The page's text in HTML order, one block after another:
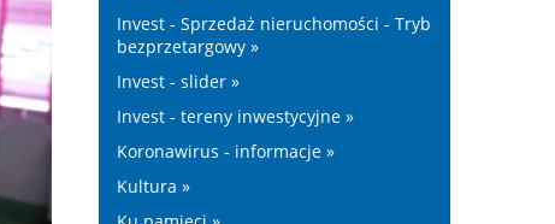
Invest - Sprzedaż nieruchomości - Tryb
bezprzetargowy »
Invest - slider »
Invest - tereny inwestycyjne »
Koronawirus - informacje »
Kultura »